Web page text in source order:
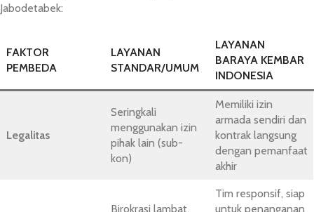
Jabodetabek:
FAKTOR
PEMBEDA
LAYANAN
STANDAR/UMUM
LAYANAN
BARAYA KEMBAR
INDONESIA
Legalitas
Seringkali
menggunakan izin
pihak lain (sub-
kon)
Memiliki izin
armada sendiri dan
kontrak langsung
dengan pemanfaat
akhir
Birokrasi lambat,
Tim responsif, siap
untuk penanganan